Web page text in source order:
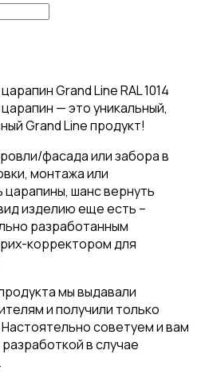
Grand Line RAL 1014
— это уникальный,
Grand Line продукт!
фасада или забора в
монтажа или
царапины, шанс вернуть
изделию еще есть –
разработанным
корректором для
мы выдавали
и получили только
советуем и вам
в случае